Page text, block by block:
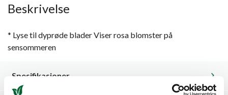
Beskrivelse
* Lyse til dyprøde blader Viser rosa blomster på
sensommeren
Spesifikasjoner